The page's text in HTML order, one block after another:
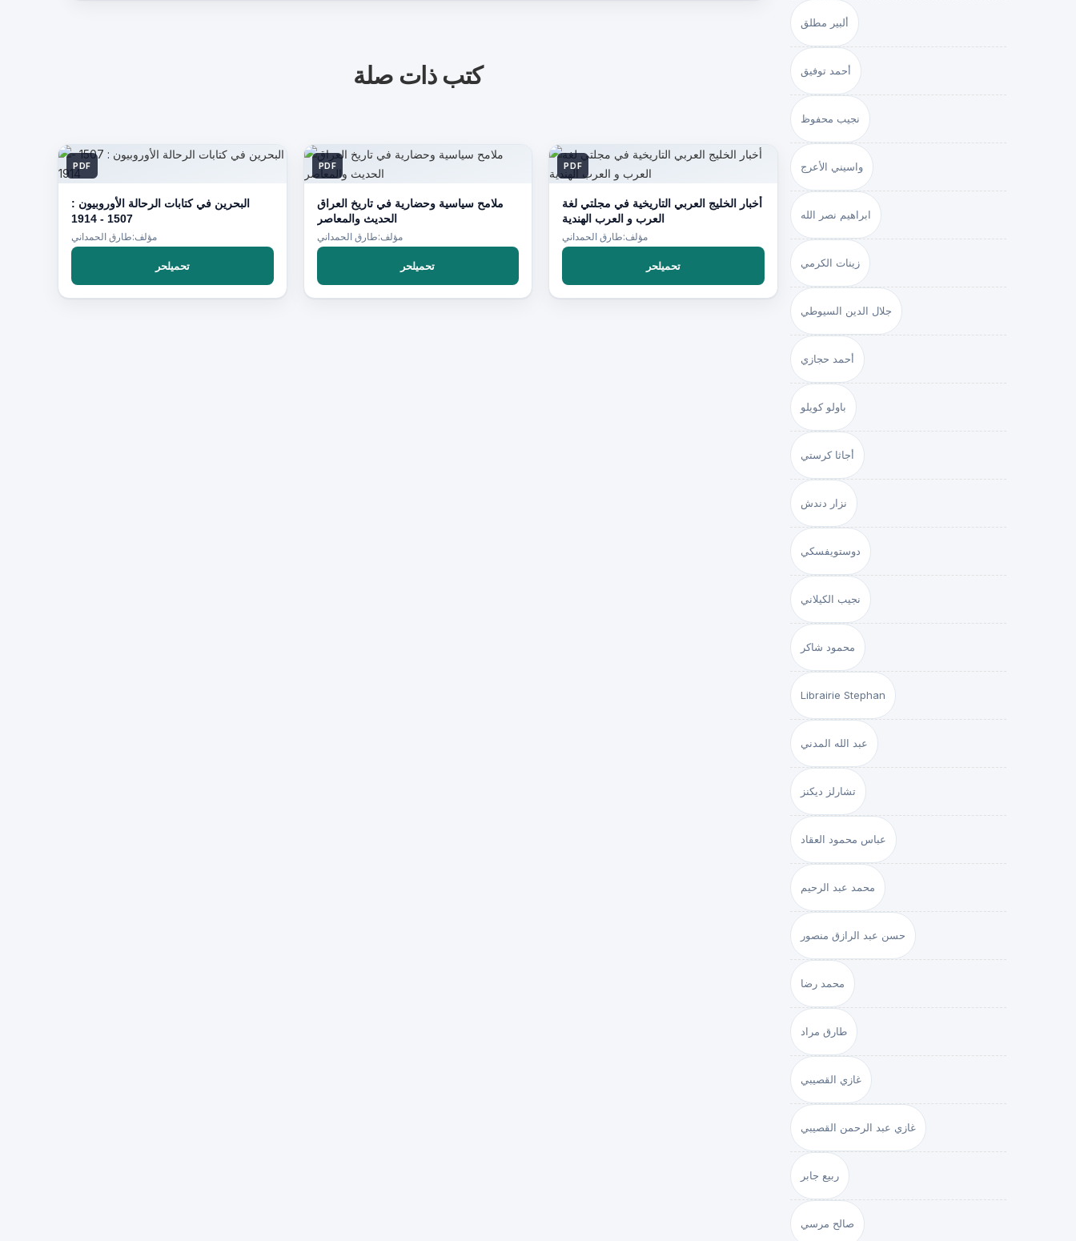
كتب ذات صلة
PDF
البحرين في كتابات الرحالة الأوروبيون :
1507 - 1914
مؤلف:طارق الحمداني
تحميلحر
PDF
ملامح سياسية وحضارية في تاريخ العراق
الحديث والمعاصر
مؤلف:طارق الحمداني
تحميلحر
PDF
أخبار الخليج العربي التاريخية في مجلتي لغة
العرب و العرب الهندية
مؤلف:طارق الحمداني
تحميلحر
ألبير مطلق
أحمد توفيق
نجيب محفوظ
واسيني الأعرج
ابراهيم نصر الله
زينات الكرمي
جلال الدين السيوطي
أحمد حجازي
باولو كويلو
أجاثا كرستي
نزار دندش
دوستويفسكي
نجيب الكيلاني
محمود شاكر
Librairie Stephan
عبد الله المدني
تشارلز ديكنز
عباس محمود العقاد
محمد عبد الرحيم
حسن عبد الرازق منصور
محمد رضا
طارق مراد
غازي القصيبي
غازي عبد الرحمن القصيبي
ربيع جابر
صالح مرسي